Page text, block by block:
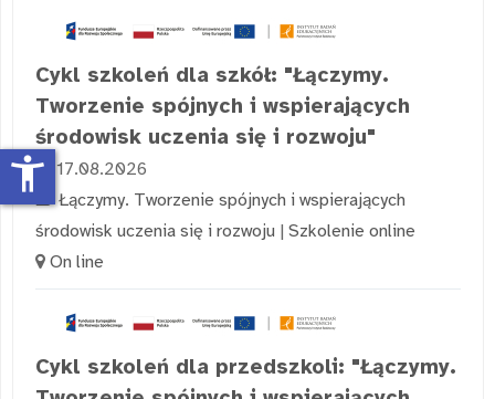
Cykl szkoleń dla szkół: "Łączymy.
Tworzenie spójnych i wspierających
środowisk uczenia się i rozwoju"
17.08.2026
Łączymy. Tworzenie spójnych i wspierających
środowisk uczenia się i rozwoju | Szkolenie online
On line
Cykl szkoleń dla przedszkoli: "Łączymy.
accessibility_new